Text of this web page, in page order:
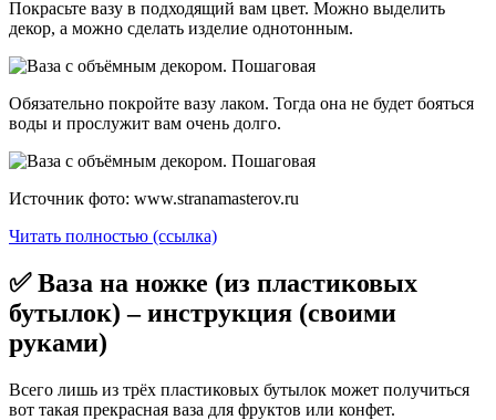
Покрасьте вазу в подходящий вам цвет. Можно выделить
декор, а можно сделать изделие однотонным.
Обязательно покройте вазу лаком. Тогда она не будет бояться
воды и прослужит вам очень долго.
Источник фото: www.stranamasterov.ru
Читать полностью (ссылка)
✅ Ваза на ножке (из пластиковых
бутылок) – инструкция (своими
руками)
Всего лишь из трёх пластиковых бутылок может получиться
вот такая прекрасная ваза для фруктов или конфет.